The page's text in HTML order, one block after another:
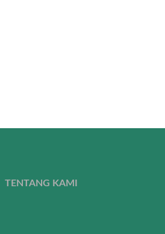
TENTANG KAMI